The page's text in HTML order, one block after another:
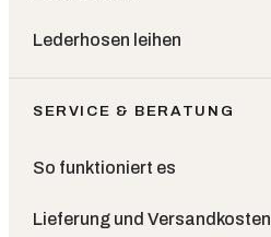
Lederhosen leihen
SERVICE & BERATUNG
So funktioniert es
Lieferung und Versandkosten